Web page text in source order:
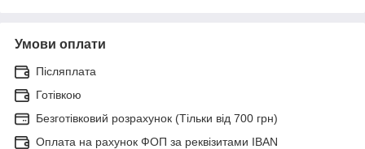
Умови оплати
Післяплата
Готівкою
Безготівковий розрахунок (Тільки від 700 грн)
Оплата на рахунок ФОП за реквізитами IBAN